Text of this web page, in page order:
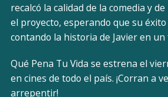
recalcó la calidad de la comedia y
el proyecto, esperando que su
contando la historia de Javier en
Qué Pena Tu Vida se estrena el
en cines de todo el país. ¡Corran a
arrepentir!